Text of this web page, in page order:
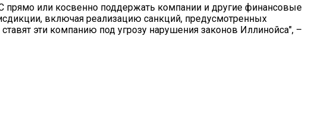
прямо или косвенно поддержать компании и другие финансовые
включая реализацию санкций, предусмотренных
эти компанию под угрозу нарушения законов Иллинойса", –